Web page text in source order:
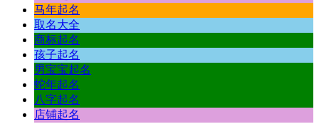
马年起名
取名大全
商标起名
孩子起名
男宝宝起名
蛇年起名
八字起名
店铺起名